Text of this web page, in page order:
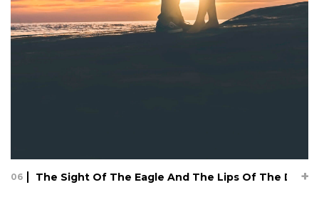
06 The Sight Of The Eagle And The Lips Of The Devil